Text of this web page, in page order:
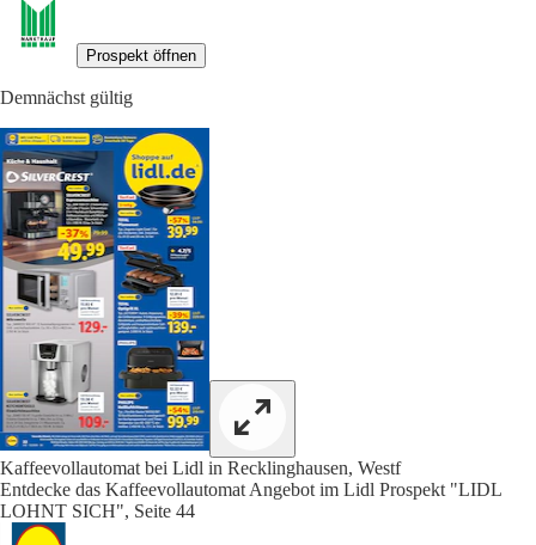
Prospekt öffnen
Demnächst gültig
Kaffeevollautomat bei Lidl in Recklinghausen, Westf
Entdecke das Kaffeevollautomat Angebot im Lidl Prospekt "LIDL
LOHNT SICH", Seite 44